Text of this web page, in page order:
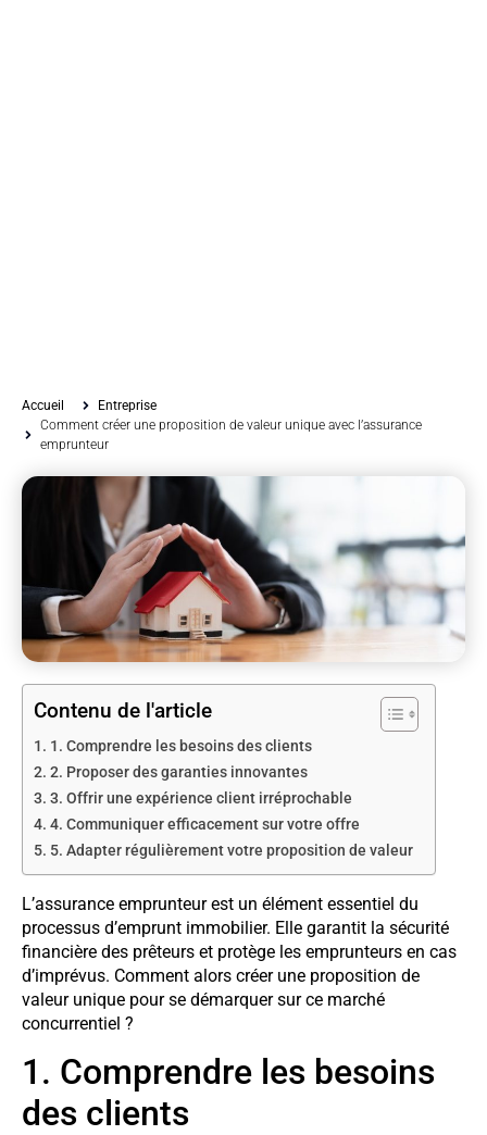
Accueil
Entreprise
Comment créer une proposition de valeur unique avec l’assurance
emprunteur
Contenu de l'article
1. Comprendre les besoins des clients
2. Proposer des garanties innovantes
3. Offrir une expérience client irréprochable
4. Communiquer efficacement sur votre offre
5. Adapter régulièrement votre proposition de valeur
L’assurance emprunteur est un élément essentiel du
processus d’emprunt immobilier. Elle garantit la sécurité
financière des prêteurs et protège les emprunteurs en cas
d’imprévus. Comment alors créer une proposition de
valeur unique pour se démarquer sur ce marché
concurrentiel ?
1. Comprendre les besoins
des clients